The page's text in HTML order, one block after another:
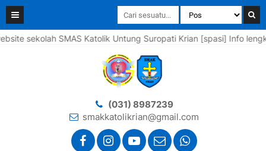
sekolah SMAS Katolik Untung Suropati Krian [spasi] Info
(031) 8987239
smakkatolikrian@gmail.com